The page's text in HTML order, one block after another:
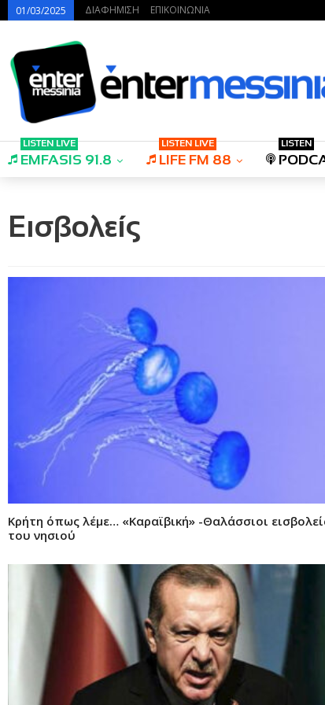
01/03/2025 ΔΙΑΦΗΜΙΣΗ ΕΠΙΚΟΙΝΩΝΙΑ
EMFASIS 91.8
LISTEN LIVE
LIFE FM 88
LISTEN LIVE LISTEN
Εισβολείς
Κρήτη όπως λέμε… «Καραϊβική» -Θαλάσσιοι
του νησιού